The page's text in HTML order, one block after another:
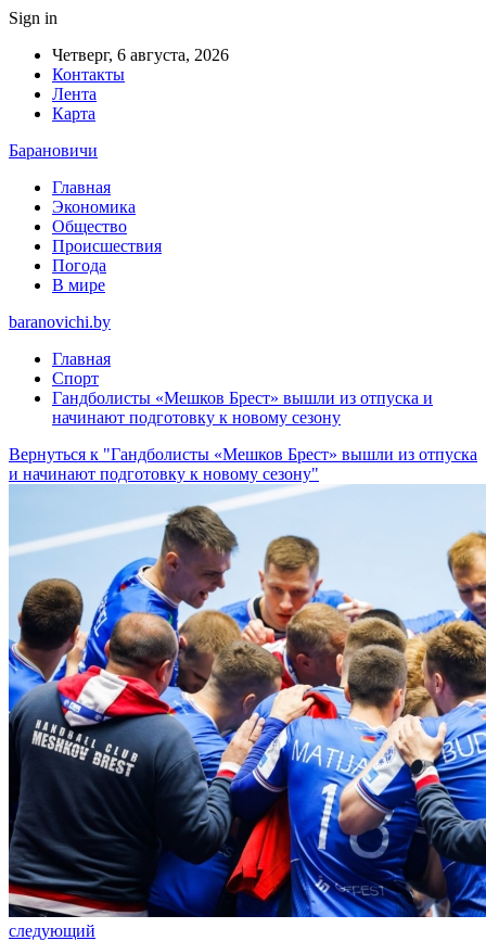
Sign in
Четверг, 6 августа, 2026
Контакты
Лента
Карта
Барановичи
Главная
Экономика
Общество
Происшествия
Погода
В мире
baranovichi.by
Главная
Спорт
Гандболисты «Мешков Брест» вышли из отпуска и
начинают подготовку к новому сезону
Вернуться к "Гандболисты «Мешков Брест» вышли из отпуска
и начинают подготовку к новому сезону"
следующий